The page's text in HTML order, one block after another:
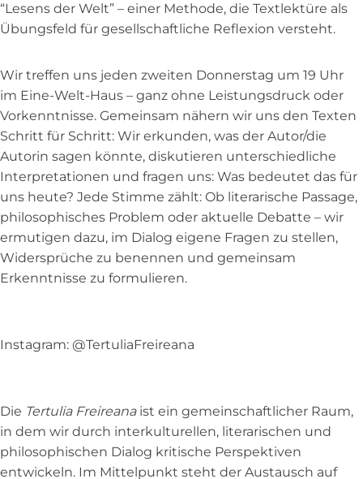
“Lesens der Welt” – einer Methode, die Textlektüre als
Übungsfeld für gesellschaftliche Reflexion versteht.
Wir treffen uns jeden zweiten Donnerstag um 19 Uhr
im Eine-Welt-Haus – ganz ohne Leistungsdruck oder
Vorkenntnisse. Gemeinsam nähern wir uns den Texten
Schritt für Schritt: Wir erkunden, was der Autor/die
Autorin sagen könnte, diskutieren unterschiedliche
Interpretationen und fragen uns: Was bedeutet das für
uns heute? Jede Stimme zählt: Ob literarische Passage,
philosophisches Problem oder aktuelle Debatte – wir
ermutigen dazu, im Dialog eigene Fragen zu stellen,
Widersprüche zu benennen und gemeinsam
Erkenntnisse zu formulieren.
Instagram: @TertuliaFreireana
Die Tertulia Freireanaist ein gemeinschaftlicher Raum,
in dem wir durch interkulturellen, literarischen und
philosophischen Dialog kritische Perspektiven
entwickeln. Im Mittelpunkt steht der Austausch auf